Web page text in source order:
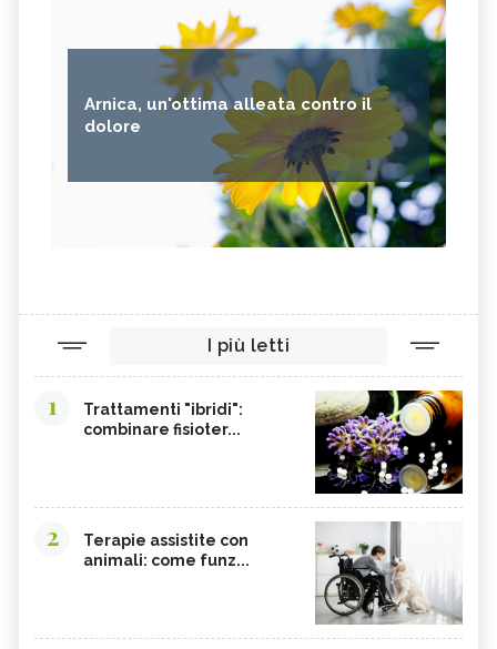
Arnica, un'ottima alleata contro il
dolore
I più letti
1
Trattamenti "ibridi":
combinare fisioter...
2
Terapie assistite con
animali: come funz...